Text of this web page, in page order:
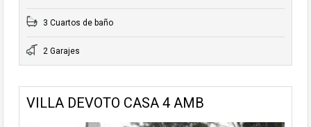
3 Cuartos de baño
2 Garajes
VILLA DEVOTO CASA 4 AMB